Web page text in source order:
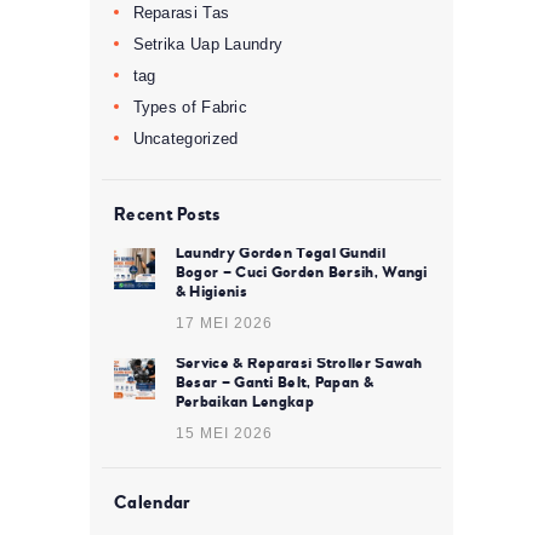
Reparasi Tas
Setrika Uap Laundry
tag
Types of Fabric
Uncategorized
Recent Posts
Laundry Gorden Tegal Gundil
Bogor – Cuci Gorden Bersih, Wangi
& Higienis
17 MEI 2026
Service & Reparasi Stroller Sawah
Besar – Ganti Belt, Papan &
Perbaikan Lengkap
15 MEI 2026
Calendar